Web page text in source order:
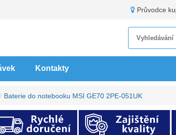
Průvodce
Kontakty
Baterie do notebooku MSI GE70 2PE-051UK